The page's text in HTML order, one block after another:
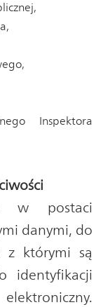
Inspektora
w postaci
danymi, do
z którymi są
identyfikacji